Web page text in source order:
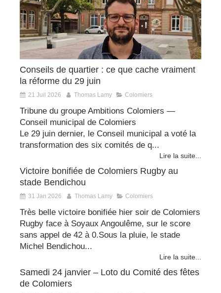
Conseils de quartier : ce que cache vraiment
la réforme du 29 juin
21 Juil 2026 Thomas Lamy Colomiers
Tribune du groupe Ambitions Colomiers —
Conseil municipal de Colomiers
Le 29 juin dernier, le Conseil municipal a voté la
transformation des six comités de q...
Lire la suite...
Victoire bonifiée de Colomiers Rugby au
stade Bendichou
31 Jan 2026 Thomas Lamy Colomiers
Très belle victoire bonifiée hier soir de Colomiers
Rugby face à Soyaux Angoulême, sur le score
sans appel de 42 à 0.Sous la pluie, le stade
Michel Bendichou...
Lire la suite...
Samedi 24 janvier – Loto du Comité des fêtes
de Colomiers